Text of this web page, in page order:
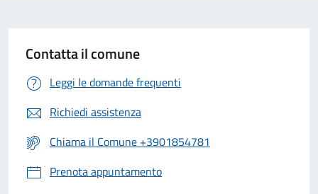
Contatta il comune
Leggi le domande frequenti
Richiedi assistenza
Chiama il Comune +3901854781
Prenota appuntamento